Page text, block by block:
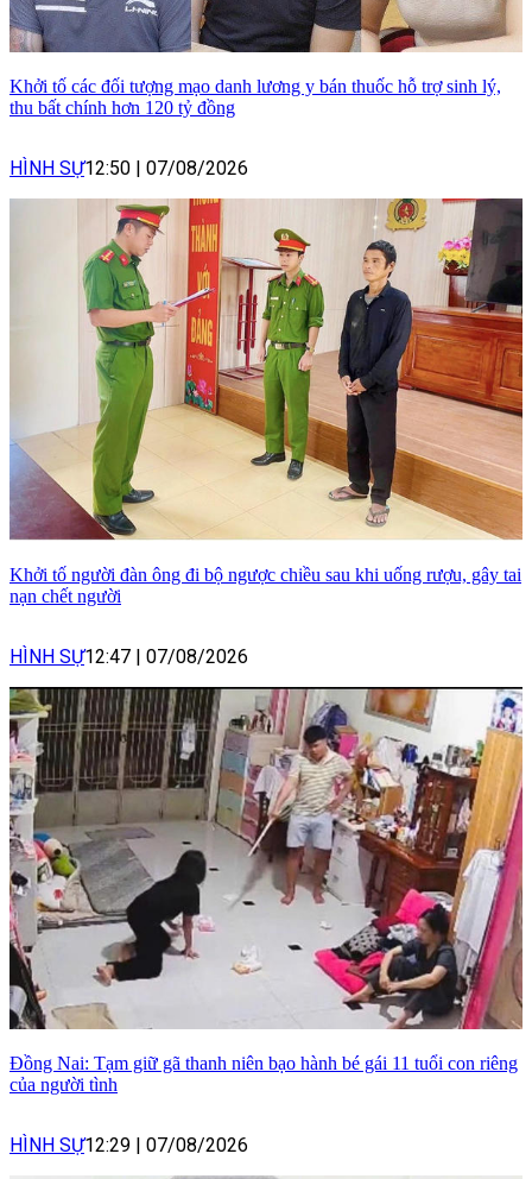
Khởi tố các đối tượng mạo danh lương y bán thuốc hỗ trợ sinh lý,
thu bất chính hơn 120 tỷ đồng
HÌNH SỰ12:50 | 07/08/2026
Khởi tố người đàn ông đi bộ ngược chiều sau khi uống rượu, gây tai
nạn chết người
HÌNH SỰ12:47 | 07/08/2026
Đồng Nai: Tạm giữ gã thanh niên bạo hành bé gái 11 tuổi con riêng
của người tình
HÌNH SỰ12:29 | 07/08/2026